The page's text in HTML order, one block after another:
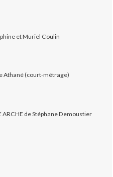
et Muriel Coulin
Athané (court-métrage)
ARCHE de Stéphane Demoustier